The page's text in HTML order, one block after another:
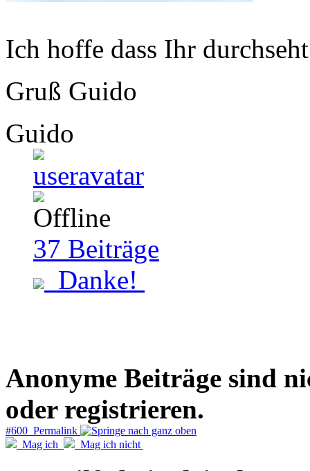
Ich hoffe dass Ihr
Gruß Guido
Guido
37 Beiträge
Danke!
Anonyme Beiträge sind
oder registrieren.
#600 Permalink
Mag ich
Mag ich nicht